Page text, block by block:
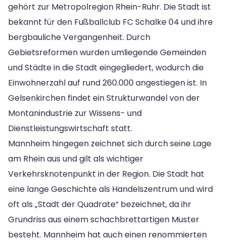
gehört zur Metropolregion Rhein-Ruhr. Die Stadt ist
bekannt für den Fußballclub FC Schalke 04 und ihre
bergbauliche Vergangenheit. Durch
Gebietsreformen wurden umliegende Gemeinden
und Städte in die Stadt eingegliedert, wodurch die
Einwohnerzahl auf rund 260.000 angestiegen ist. In
Gelsenkirchen findet ein Strukturwandel von der
Montanindustrie zur Wissens- und
Dienstleistungswirtschaft statt.
Mannheim hingegen zeichnet sich durch seine Lage
am Rhein aus und gilt als wichtiger
Verkehrsknotenpunkt in der Region. Die Stadt hat
eine lange Geschichte als Handelszentrum und wird
oft als „Stadt der Quadrate“ bezeichnet, da ihr
Grundriss aus einem schachbrettartigen Muster
besteht. Mannheim hat auch einen renommierten